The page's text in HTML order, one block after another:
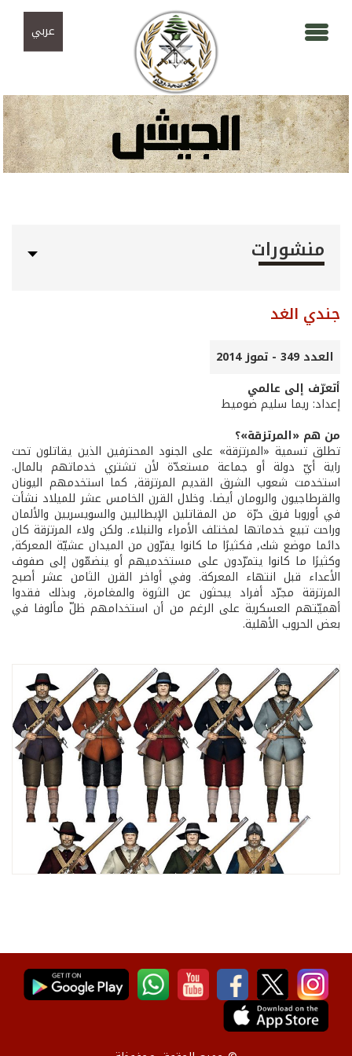
عربي
منشورات
جندي الغد
العدد 349 - تموز 2014
أتعرّف إلى عالمي
إعداد: ريما سليم ضوميط
من هم «المرتزقة»؟
تطلق تسمية «المرتزقة» على الجنود المحترفين الذين يقاتلون تحت
راية أيّ دولة أو جماعة مستعدّة لأن تشتري خدماتهم بالمال.
استخدمت شعوب الشرق القديم المرتزقة, كما استخدمهم اليونان
والقرطاجيون والرومان أيضا. وخلال القرن الخامس عشر للميلاد نشأت
في أوروبا فرق حرّة من المقاتلين الإيطاليين والسويسريين والألمان
وراحت تبيع خدماتها لمختلف الأمراء والنبلاء. ولكن ولاء المرتزقة كان
دائما موضع شك, فكثيرًا ما كانوا يفرّون من الميدان عشيّة المعركة,
وكثيرًا ما كانوا يتمرّدون على مستخدميهم أو ينضمّون إلى صفوف
الأعداء قبل انتهاء المعركة. وفي أواخر القرن الثامن عشر أصبح
المرتزقة مجرّد أفراد يبحثون عن الثروة والمغامرة, وبذلك فقدوا
أهميّتهم العسكرية على الرغم من أن استخدامهم ظلّ مألوفا في
بعض الحروب الأهلية.